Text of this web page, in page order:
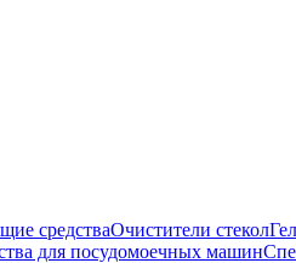
средстваОчистители стекол
для посудомоечных машин